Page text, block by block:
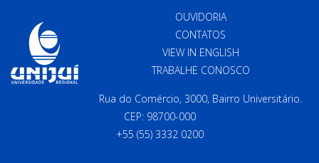
OUVIDORIA
CONTATOS
VIEW IN ENGLISH
TRABALHE CONOSCO
Rua do Comércio, 3000, Bairro Universitário.
CEP: 98700-000
+55 (55) 3332 0200